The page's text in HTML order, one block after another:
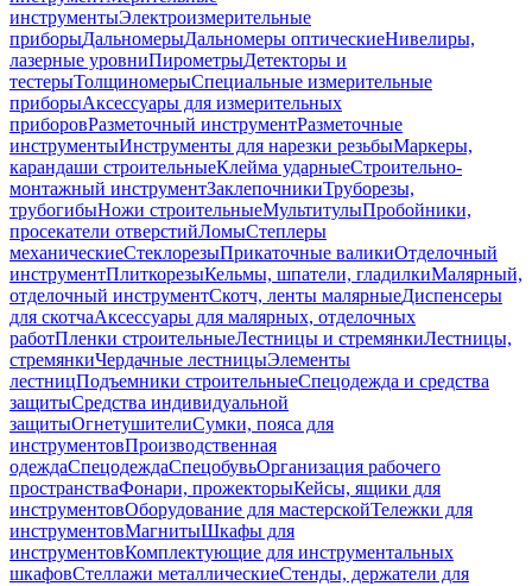
инструментыЭлектроизмерительные
приборыДальномерыДальномеры оптическиеНивелиры,
лазерные уровниПирометрыДетекторы и
тестерыТолщиномерыСпециальные измерительные
приборыАксессуары для измерительных
приборовРазметочный инструментРазметочные
инструментыИнструменты для нарезки резьбыМаркеры,
карандаши строительныеКлейма ударныеСтроительно-
монтажный инструментЗаклепочникиТруборезы,
трубогибыНожи строительныеМультитулыПробойники,
просекатели отверстийЛомыСтеплеры
механическиеСтеклорезыПрикаточные валикиОтделочный
инструментПлиткорезыКельмы, шпатели, гладилкиМалярный,
отделочный инструментСкотч, ленты малярныеДиспенсеры
для скотчаАксессуары для малярных, отделочных
работПленки строительныеЛестницы и стремянкиЛестницы,
стремянкиЧердачные лестницыЭлементы
лестницПодъемники строительныеСпецодежда и средства
защитыСредства индивидуальной
защитыОгнетушителиСумки, пояса для
инструментовПроизводственная
одеждаСпецодеждаСпецобувьОрганизация рабочего
пространстваФонари, прожекторыКейсы, ящики для
инструментовОборудование для мастерскойТележки для
инструментовМагнитыШкафы для
инструментовКомплектующие для инструментальных
шкафовСтеллажи металлическиеСтенды, держатели для